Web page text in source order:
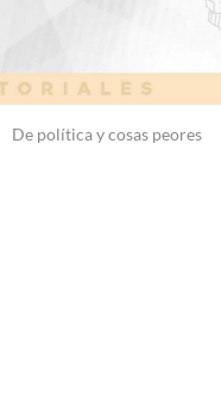
De política y cosas peores